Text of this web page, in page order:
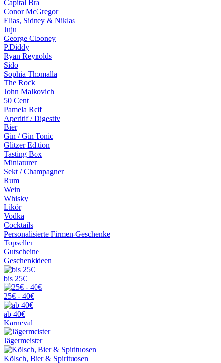
Capital Bra
Conor McGregor
Elias, Sidney & Niklas
Juju
George Clooney
P.Diddy
Ryan Reynolds
Sido
Sophia Thomalla
The Rock
John Malkovich
50 Cent
Pamela Reif
Aperitif / Digestiv
Bier
Gin / Gin Tonic
Glitzer Edition
Tasting Box
Miniaturen
Sekt / Champagner
Rum
Wein
Whisky
Likör
Vodka
Cocktails
Personalisierte Firmen-Geschenke
Topseller
Gutscheine
Geschenkideen
bis 25€
25€ - 40€
ab 40€
Karneval
Jägermeister
Kölsch, Bier & Spirituosen